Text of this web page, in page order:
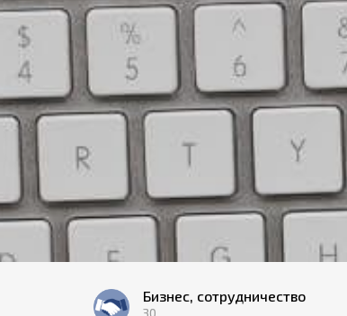
Бизнес, сотрудничество
30